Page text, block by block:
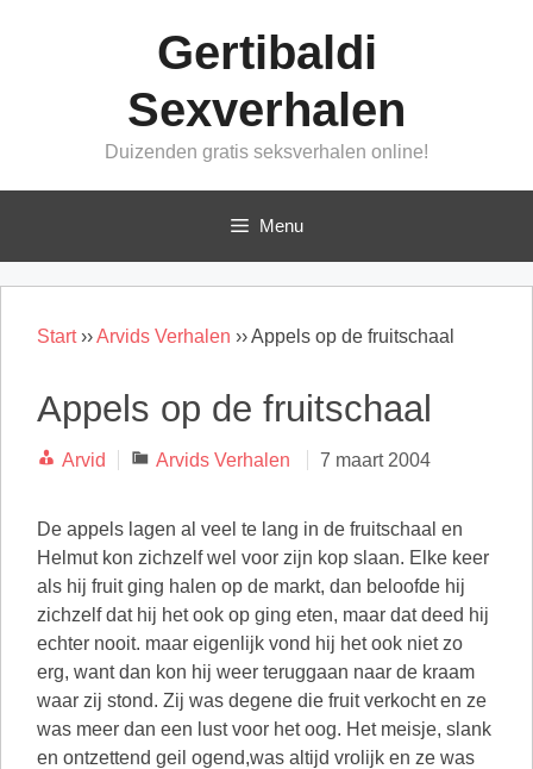
Gertibaldi
Sexverhalen
Duizenden gratis seksverhalen online!
Menu
Start››Arvids Verhalen ››Appels op de fruitschaal
Appels op de fruitschaal
Arvid Categorieën
Arvids Verhalen 7 maart 2004
De appels lagen al veel te lang in de fruitschaal en
Helmut kon zichzelf wel voor zijn kop slaan. Elke keer
als hij fruit ging halen op de markt, dan beloofde hij
zichzelf dat hij het ook op ging eten, maar dat deed hij
echter nooit. maar eigenlijk vond hij het ook niet zo
erg, want dan kon hij weer teruggaan naar de kraam
waar zij stond. Zij was degene die fruit verkocht en ze
was meer dan een lust voor het oog. Het meisje, slank
en ontzettend geil ogend,was altijd vrolijk en ze was